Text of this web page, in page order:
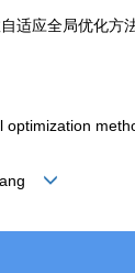
适应全局优化方
optimization